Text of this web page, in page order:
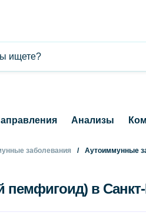
Анализы
заболевания Аутоиммунные
пемфигоид) в